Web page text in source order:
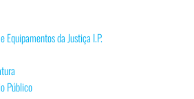
Equipamentos da Justiça I.P.
Público